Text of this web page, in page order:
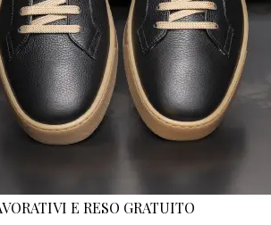
E RESO GRATUITO